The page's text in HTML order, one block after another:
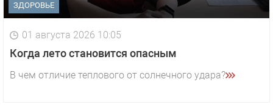
ЗДОРОВЬЕ
01 августа 2026 10:05
Когда лето становится опасным
В чем отличие теплового от солнечного удара?
«Звезда» Метрана стала главным героем нового